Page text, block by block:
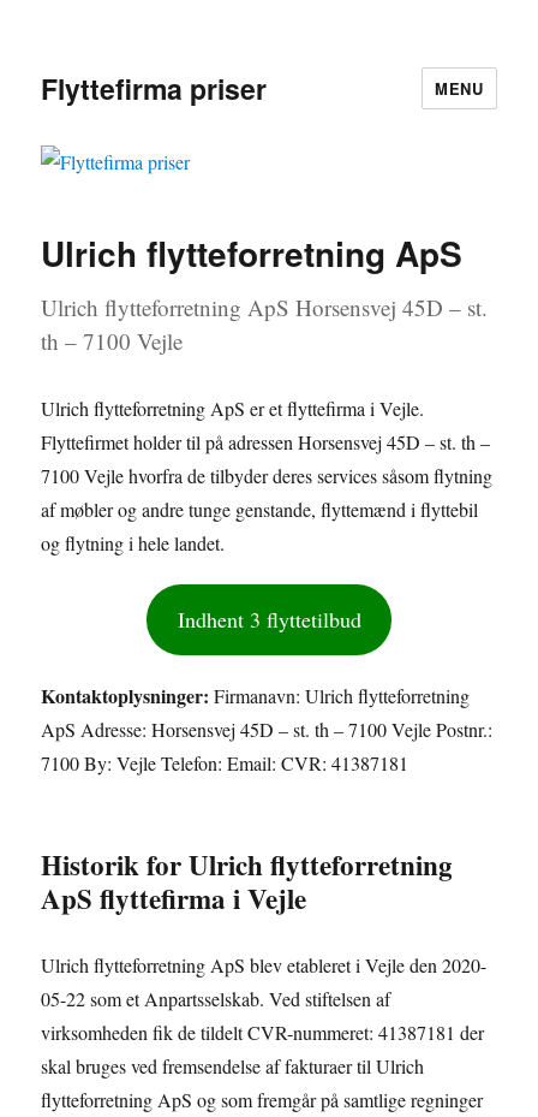
Flyttefirma priser MENU
Ulrich flytteforretning ApS
Ulrich flytteforretning ApS Horsensvej 45D – st.
th – 7100 Vejle
Ulrich flytteforretning ApS er et flyttefirma i Vejle.
Flyttefirmet holder til på adressen Horsensvej 45D – st. th –
7100 Vejle hvorfra de tilbyder deres services såsom flytning
af møbler og andre tunge genstande, flyttemænd i flyttebil
og flytning i hele landet.
Indhent 3 flyttetilbud
Kontaktoplysninger: Firmanavn: Ulrich flytteforretning
ApS Adresse: Horsensvej 45D – st. th – 7100 Vejle Postnr.:
7100 By: Vejle Telefon: Email: CVR: 41387181
Historik for Ulrich flytteforretning
ApS flyttefirma i Vejle
Ulrich flytteforretning ApS blev etableret i Vejle den 2020-
05-22 som et Anpartsselskab. Ved stiftelsen af
virksomheden fik de tildelt CVR-nummeret: 41387181 der
skal bruges ved fremsendelse af fakturaer til Ulrich
flytteforretning ApS og som fremgår på samtlige regninger